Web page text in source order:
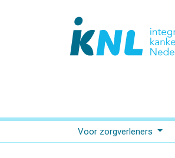
Voor zorgverleners